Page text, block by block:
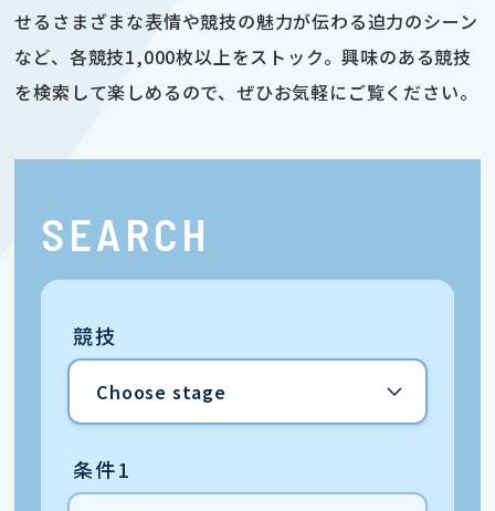
せるさまざまな表情や競技の魅力が伝わる迫力のシーン
など、各競技1,000枚以上をストック。興味のある競技
を検索して楽しめるので、ぜひお気軽にご覧ください。
SEARCH
競技
条件1